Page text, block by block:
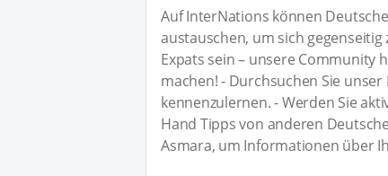
Auf InterNations können
austauschen, um sich
Expats sein – unsere Community
machen! - Durchsuchen Sie
kennenzulernen. - Werden Sie
Hand Tipps von anderen
Asmara, um Informationen über